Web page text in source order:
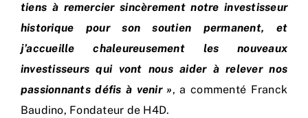
tiens à remercier sincèrement notre investisseur
historique pour son soutien permanent, et
j’accueille chaleureusement les nouveaux
investisseurs qui vont nous aider à relever nos
passionnants défis à venir », a commenté Franck
Baudino, Fondateur de H4D.